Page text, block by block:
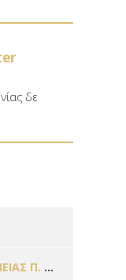
δε
ΕΠΙΣΚΕΨΗ ΑΝΤΙΠΡΟΣΩΠΕΙΑΣ Π. Ο. Π. Ο. Κ. Π.